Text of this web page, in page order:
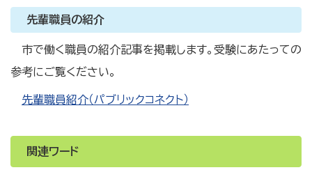
先輩職員の紹介
市で働く職員の紹介記事を掲載します。受験にあたっての
参考にご覧ください。
先輩職員紹介（パブリックコネクト）
関連ワード